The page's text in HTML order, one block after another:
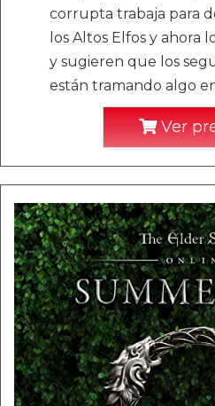
corrupta trabaja para
los Altos Elfos y ahora
y sugieren que los
están tramando algo
Ver